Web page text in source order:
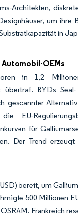
Architekten,
um ihre
in
OEMs
in 1,2
BYDs Seal-
gescannter
die EU-
für
Der Trend erzeugt
bereit, um
500 Millionen
Frankreich